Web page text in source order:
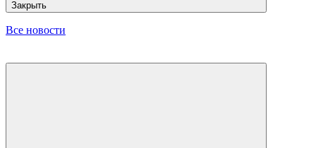
Закрыть
Все новости